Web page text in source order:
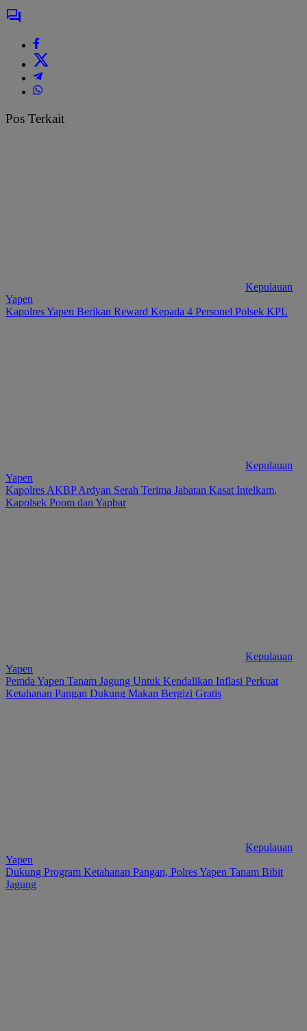
Pos Terkait
Kepulauan
Yapen
Kapolres Yapen Berikan Reward Kepada 4 Personel Polsek KPL
Kepulauan
Yapen
Kapolres AKBP Ardyan Serah Terima Jabatan Kasat Intelkam,
Kapolsek Poom dan Yapbar
Kepulauan
Yapen
Pemda Yapen Tanam Jagung Untuk Kendalikan Inflasi Perkuat
Ketahanan Pangan Dukung Makan Bergizi Gratis
Kepulauan
Yapen
Dukung Program Ketahanan Pangan, Polres Yapen Tanam Bibit
Jagung